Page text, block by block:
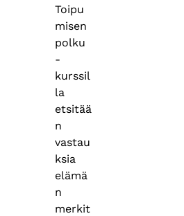
Toipu
misen
polku
-
kurssil
la
etsitää
n
vastau
ksia
elämä
n
merkit